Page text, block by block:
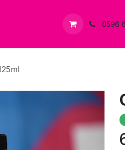
Contactez-nous 0596